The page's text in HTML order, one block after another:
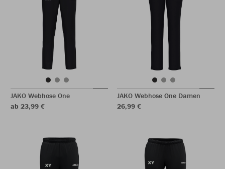
JAKO Webhose One
ab 23,99 €
JAKO Webhose One Damen
26,99 €